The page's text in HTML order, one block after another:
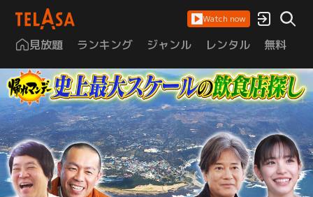
Watch now
見放題 ランキング ジャンル レンタル 無料